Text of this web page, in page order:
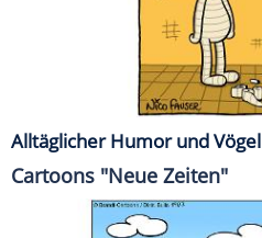
Alltäglicher Humor und Vögel
Cartoons "Neue Zeiten"